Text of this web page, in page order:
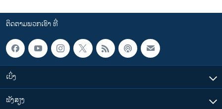
ຕິດຕາມພວກເຮົາ ທີ່
ເບິ່ງ
ຟັງສຽງ